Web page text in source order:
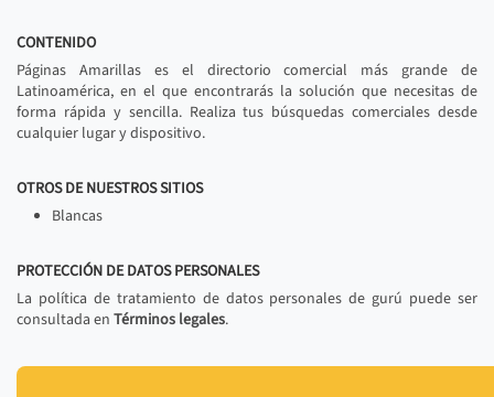
CONTENIDO
Páginas Amarillas es el directorio comercial más grande de
Latinoamérica, en el que encontrarás la solución que necesitas de
forma rápida y sencilla. Realiza tus búsquedas comerciales desde
cualquier lugar y dispositivo.
OTROS DE NUESTROS SITIOS
Blancas
PROTECCIÓN DE DATOS PERSONALES
La política de tratamiento de datos personales de gurú puede ser
consultada en Términos legales.